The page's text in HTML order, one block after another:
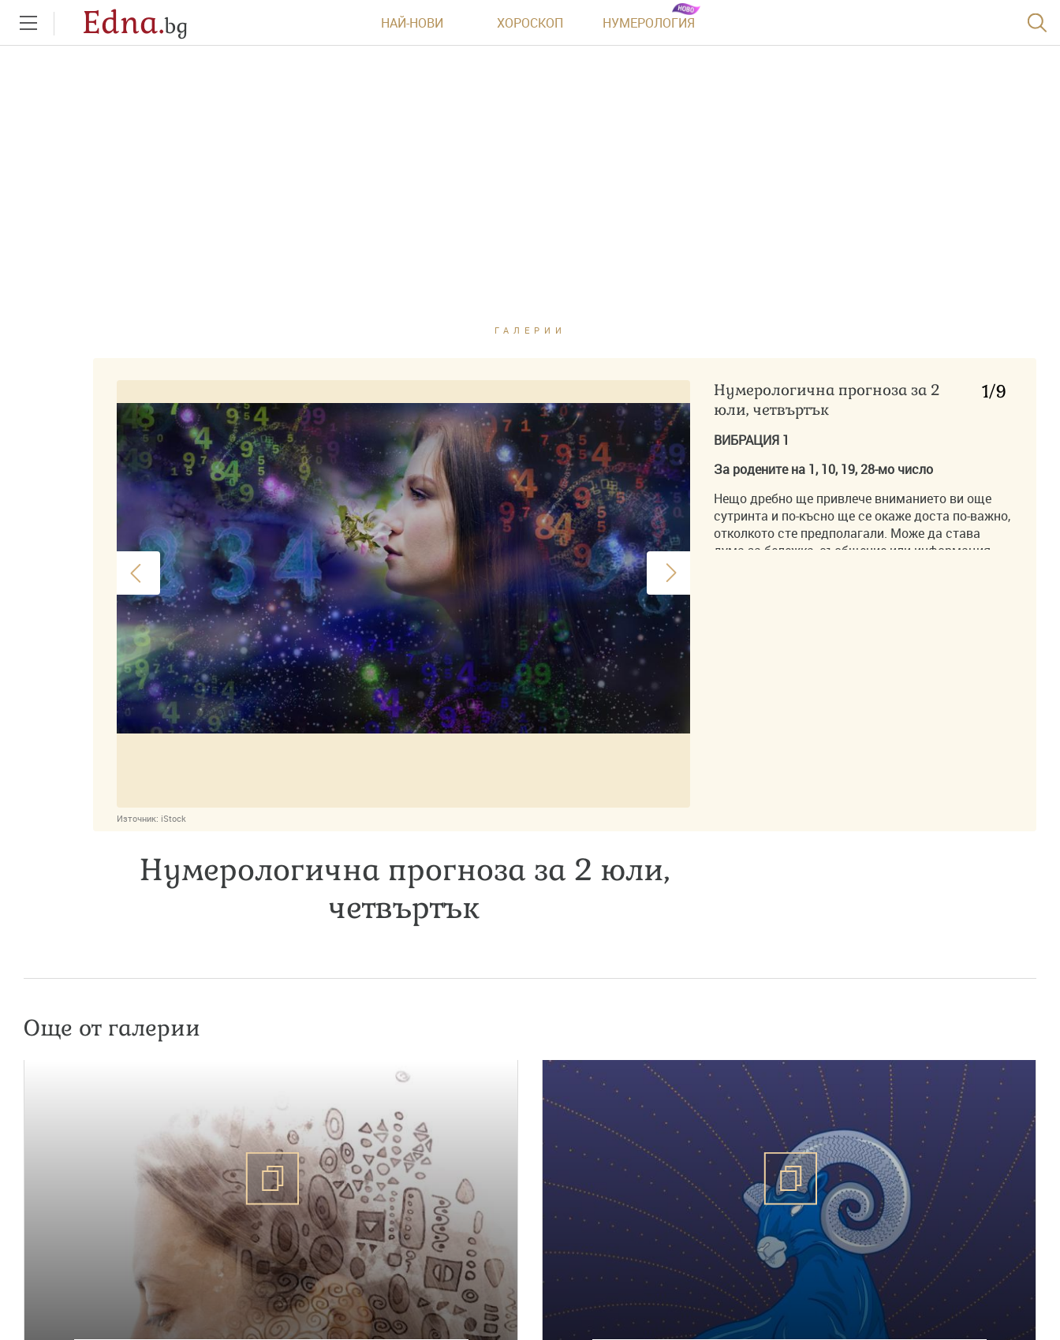
Edna.bg НАЙ-НОВИ ХОРОСКОП НУМЕРОЛОГИЯ
ГАЛЕРИИ
Източник: iStock
1/9
Нумерологична прогноза за 2
юли, четвъртък
ВИБРАЦИЯ 1
За родените на 1, 10, 19, 28-мо число
Нещо дребно ще привлече вниманието ви още
сутринта и по-късно ще се окаже доста по-важно,
отколкото сте предполагали. Може да става
дума за бележка, съобщение или информация,
Нумерологична прогноза за 2 юли,
четвъртък
Още от галерии